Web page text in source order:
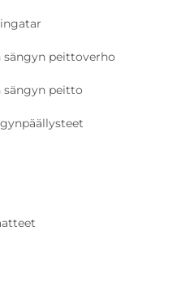
sängyn peittoverho
sängyn peitto